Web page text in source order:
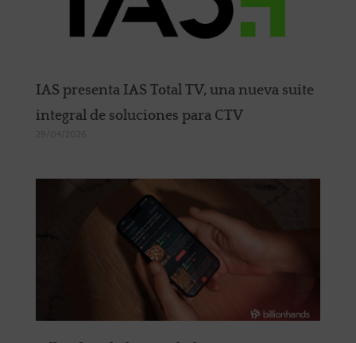
IAS presenta IAS Total TV, una nueva suite
integral de soluciones para CTV